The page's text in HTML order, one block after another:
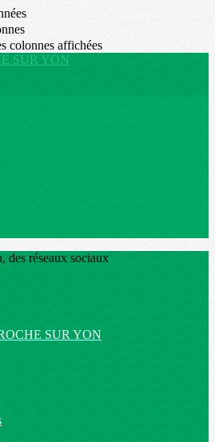
colonnes affichées
des réseaux sociaux